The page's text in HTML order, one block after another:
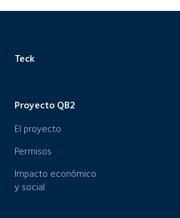
Teck
Proyecto QB2
El proyecto
Permisos
Impacto económico
y social